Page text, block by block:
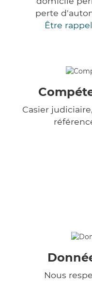
perte
Être
Casier
Nous